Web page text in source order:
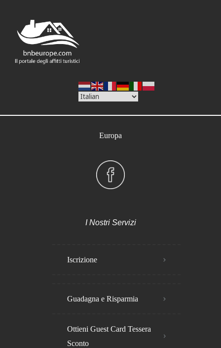
Europa
I Nostri Servizi
Iscrizione
Guadagna e Risparmia
Ottieni Guest Card Tessera
Sconto